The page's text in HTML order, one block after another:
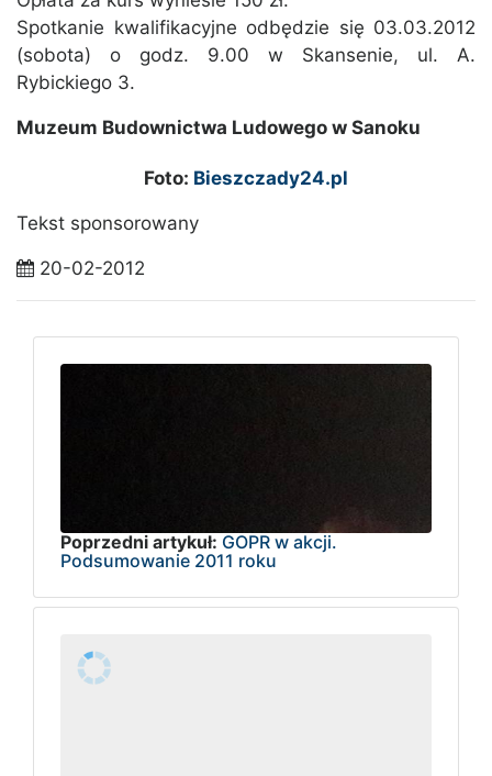
Spotkanie kwalifikacyjne odbędzie się 03.03.2012
(sobota) o godz. 9.00 w Skansenie, ul. A.
Rybickiego 3.
Muzeum Budownictwa Ludowego w Sanoku
Foto: Bieszczady24.pl
Tekst sponsorowany
20-02-2012
Poprzedni artykuł: GOPR w akcji.
Podsumowanie 2011 roku